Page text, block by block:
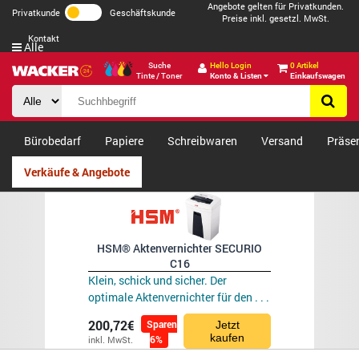
Privatkunde Geschäftskunde
Angebote gelten für Privatkunden.
Preise inkl. gesetzl. MwSt.
Kontakt
Suche
Tinte / Toner
Hello Login
Konto & Listen
0 Artikel
Einkaufswagen
Alle
Bürobedarf Papiere Schreibwaren Versand
Verkäufe & Angebote
HSM® Aktenvernichter SECURIO
C16
Klein, schick und sicher. Der
optimale Aktenvernichter für den . . .
200,72€
inkl. MwSt.
Sparen
6%
Jetzt
kaufen